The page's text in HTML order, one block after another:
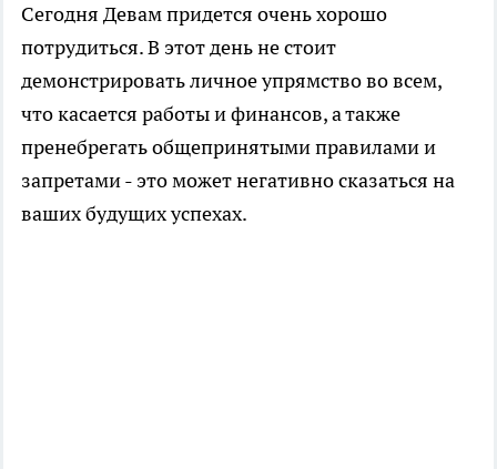
Сегодня Девам придется очень хорошо
потрудиться. В этот день не стоит
демонстрировать личное упрямство во всем,
что касается работы и финансов, а также
пренебрегать общепринятыми правилами и
запретами - это может негативно сказаться на
ваших будущих успехах.